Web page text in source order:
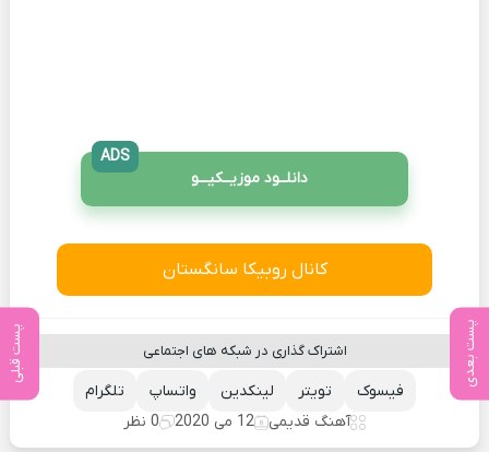
پست بعدی پست قبلی
دانلــود موزیــکیـــو
ADS
کانال روبیکا سانگستان
اشتراک گذاری در شبکه های اجتماعی
تلگرام واتساپ لینکدین تویتر
فیسوک
آهنگ قدیمی
12 می 2020 0 نظر